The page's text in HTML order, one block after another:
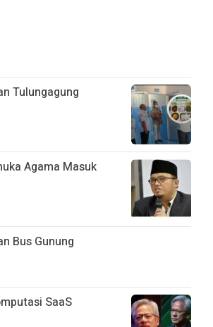
Tulungagung
Agama Masuk
Bus Gunung
SaaS